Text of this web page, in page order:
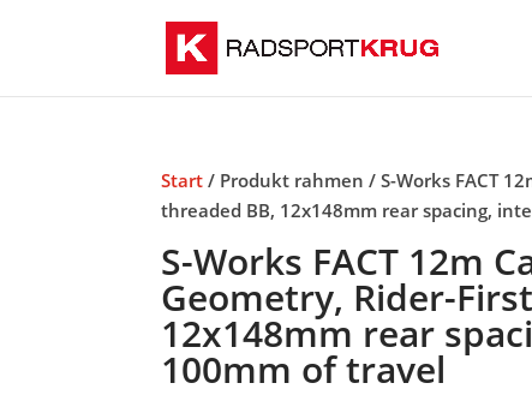
Start / Produkt rahmen / S-Works FACT
threaded BB, 12x148mm rear spacing,
S-Works FACT 12m
Geometry, Rider-
12x148mm rear
100mm of travel